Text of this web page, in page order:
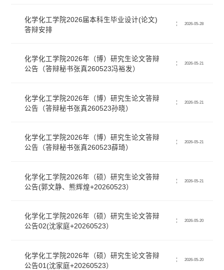
化学化工学院2026届本科生毕业设计(论文)
答辩安排
2026-05-28
化学化工学院2026年（博）研究生论文答辩
公告（答辩秘书张真260523冯裕发）
2026-05-21
化学化工学院2026年（博）研究生论文答辩
公告（答辩秘书张真260523孙晓）
2026-05-21
化学化工学院2026年（博）研究生论文答辩
公告（答辩秘书张真260523薛琦）
2026-05-21
化学化工学院2026年（硕）研究生论文答辩
公告(郭文静、熊辉煌+20260523）
2026-05-21
化学化工学院2026年（硕）研究生论文答辩
公告02(沈家庭+20260523）
2026-05-20
化学化工学院2026年（硕）研究生论文答辩
公告01(沈家庭+20260523）
2026-05-20